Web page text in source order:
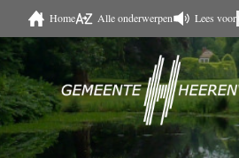
Naar hoofdinhoud
Home Alle onderwerpen Lees voor